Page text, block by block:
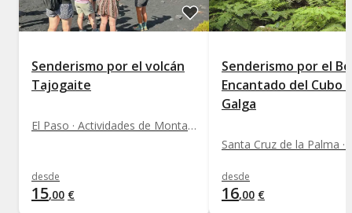
Senderismo por el volcán
Tajogaite
El Paso · Actividades de Montaña
desde
15,00 €
Senderismo por el
Encantado del Cubo
Galga
desde
16,00 €